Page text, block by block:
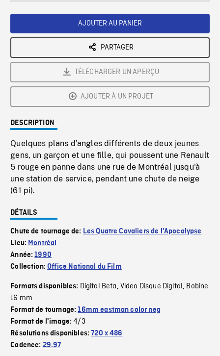
AJOUTER AU PANIER
PARTAGER
TÉLÉCHARGER UN APERÇU
AJOUTER À UN PROJET
DESCRIPTION
Quelques plans d'angles différents de deux jeunes
gens, un garçon et une fille, qui poussent une Renault
5 rouge en panne dans une rue de Montréal jusqu'à
une station de service, pendant une chute de neige
(61 pi).
DÉTAILS
Chute de tournage de: Les Quatre Cavaliers de l'Apocalypse
Lieu: Montréal
Année:1990
Collection:Office National du Film
Formats disponibles: Digital Beta, Video Disque Digital, Bobine
16 mm
Format de tournage:16mm eastman color neg
Format de l'image:4/3
Résolutions disponibles:720 x 486
Cadence: 29.97